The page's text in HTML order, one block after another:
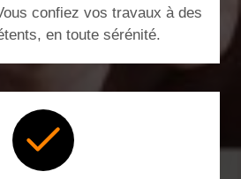
confiez vos travaux à des
en toute sérénité.